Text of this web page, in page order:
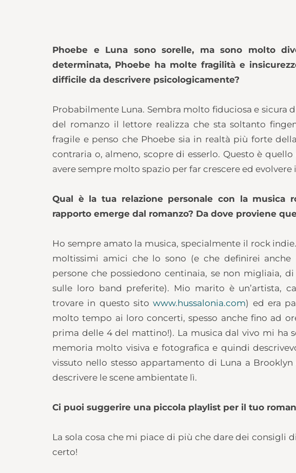
Phoebe e Luna sono sorelle, ma sono molto
determinata, Phoebe ha molte fragilità e
difficile da descrivere psicologicamente?
Probabilmente Luna. Sembra molto fiduciosa e sicura
del romanzo il lettore realizza che sta soltanto
fragile e penso che Phoebe sia in realtà più forte
contraria o, almeno, scopre di esserlo. Questo è
avere sempre molto spazio per far crescere ed
Qual è la tua relazione personale con la musica
rapporto emerge dal romanzo? Da dove proviene
Ho sempre amato la musica, specialmente il rock
moltissimi amici che lo sono (e che definirei
persone che possiedono centinaia, se non migliaia,
sulle loro band preferite). Mio marito è un’artista,
trovare in questo sitowww.hussalonia.com) ed era
molto tempo ai loro concerti, spesso anche fino ad
prima delle 4 del mattino!). La musica dal vivo mi ha
memoria molto visiva e fotografica e quindi
vissuto nello stesso appartamento di Luna a
descrivere le scene ambientate lì.
Ci puoi suggerire una piccola playlist per il tuo
La sola cosa che mi piace di più che dare dei consigli
certo!